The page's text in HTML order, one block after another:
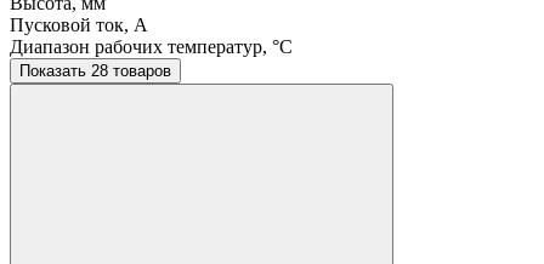
Пусковой ток, A
Диапазон рабочих температур, °C
Показать 28 товаров